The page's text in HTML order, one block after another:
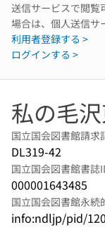
送信サービスで閲覧
場合は、個人送信サ
利用者登録する >
ログインする >
私の毛沢
国立国会図書館請求
DL319-42
国立国会図書館書誌
000001643485
国立国会図書館永続
info:ndljp/pid/